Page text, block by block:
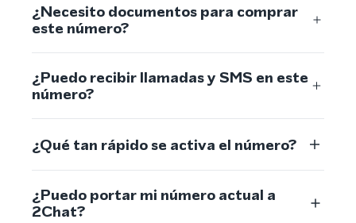
¿Necesito documentos para comprar
este número?
¿Puedo recibir llamadas y SMS en este
número?
¿Qué tan rápido se activa el número?
¿Puedo portar mi número actual a
2Chat?